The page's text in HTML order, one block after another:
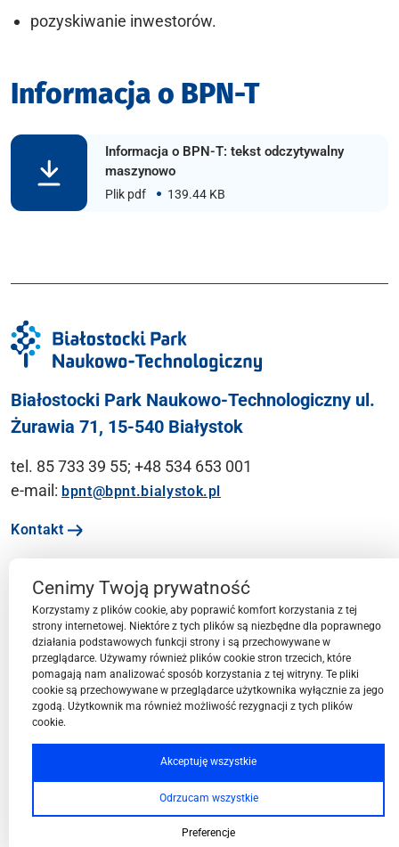
pozyskiwanie inwestorów.
Informacja o BPN-T
Informacja o BPN-T: tekst odczytywalny
maszynowo
Plik pdf 139.44 KB
Białostocki Park Naukowo-Technologiczny ul.
Żurawia 71, 15-540 Białystok
tel. 85 733 39 55; +48 534 653 001
e-mail: bpnt@bpnt.bialystok.pl
Kontakt
Ważne linki
Menu
Przestrzeń BPN-T
Cenimy Twoją prywatność
Korzystamy z plików cookie, aby poprawić komfort korzystania z tej
strony internetowej. Niektóre z tych plików są niezbędne dla poprawnego
działania podstawowych funkcji strony i są przechowywane w
przeglądarce. Używamy również plików cookie stron trzecich, które
pomagają nam analizować sposób korzystania z tej witryny. Te pliki
cookie są przechowywane w przeglądarce użytkownika wyłącznie za jego
zgodą. Użytkownik ma również możliwość rezygnacji z tych plików
cookie.
Akceptuję wszystkie
Odrzucam wszystkie
Preferencje